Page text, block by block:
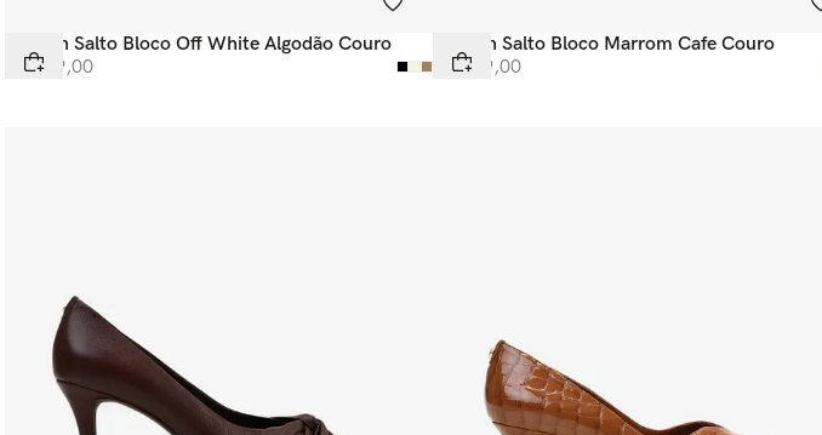
Scarpin Salto Bloco Off White Algodão Couro
R$ 449,00
Scarpin Salto Bloco Marrom Cafe Couro
R$ 449,00